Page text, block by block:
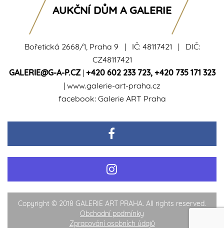
Bořetická 2668/1, Praha 9 | IČ: 48117421 | DIČ:
CZ48117421
GALERIE@G-A-P.CZ| +420 602 233 723, +420 735 171 323
| www.galerie-art-praha.cz
facebook: Galerie ART Praha
AUKČNÍ DŮM A GALERIE
Copyright © 2018 GALERIE ART PRAHA. All rights reserved.
Obchodní podmínky
Zpracování osobních údajů